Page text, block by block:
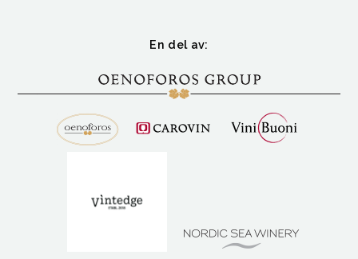
En del av: